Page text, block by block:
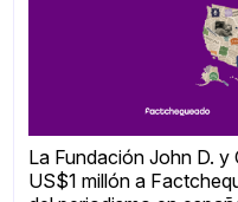
La Fundación John D.
US$1 millón a